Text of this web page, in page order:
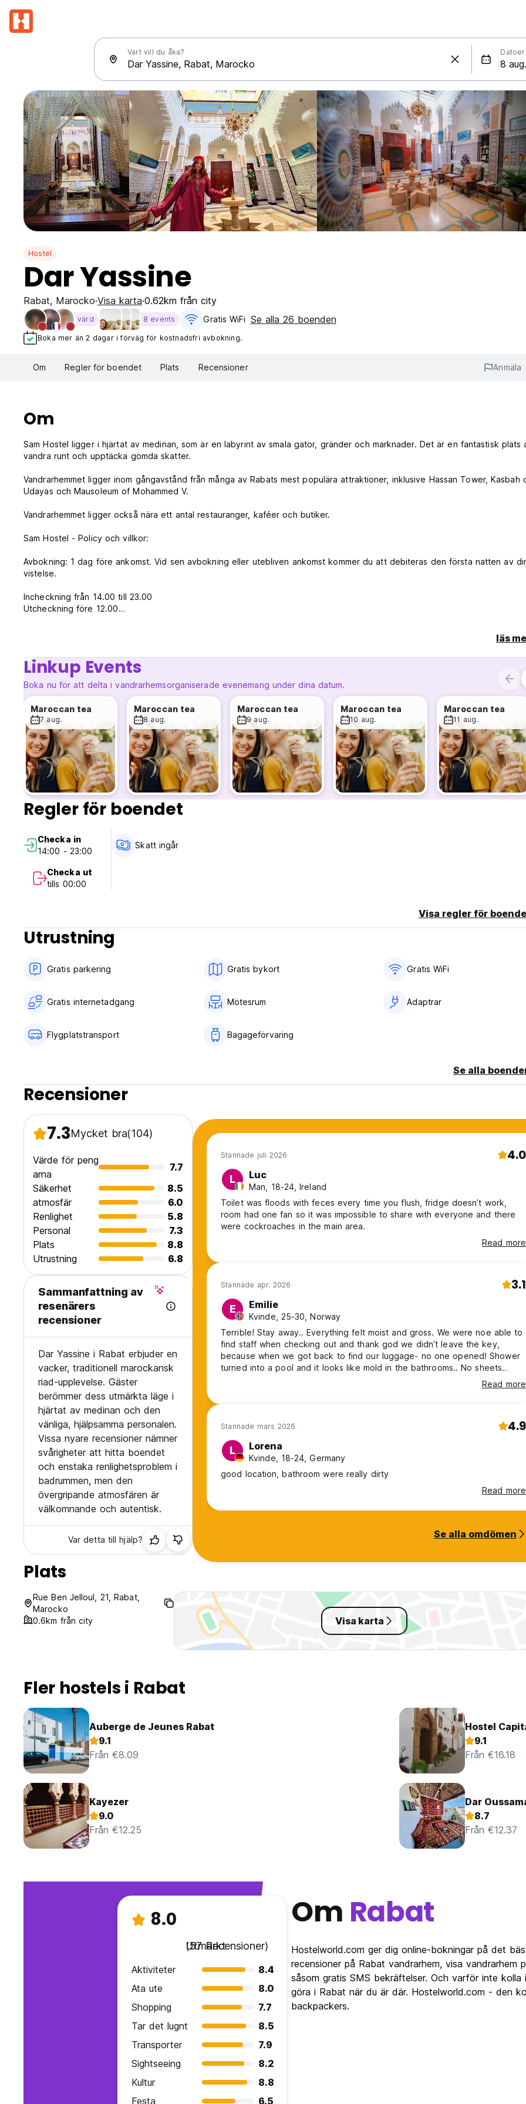
Vart vill du åka? Datoer
Hostel
Dar Yassine
Rabat, Marocko Visa karta 0.62km från city
värd 8 events Gratis WiFi Se alla 26 boenden
Boka mer än 2 dagar i förväg för kostnadsfri avbokning.
Om Regler för boendet Plats Recensioner Anmäla
Om
Sam Hostel ligger i hjärtat av medinan, som är en labyrint av smala gator, gränder och marknader. Det är en fantastisk plats
vandra runt och upptäcka gömda skatter.
Vandrarhemmet ligger inom gångavstånd från många av Rabats mest populära attraktioner, inklusive Hassan Tower, Kasbah
Udayas och Mausoleum of Mohammed V.
Vandrarhemmet ligger också nära ett antal restauranger, kaféer och butiker.
Sam Hostel - Policy och villkor:
Avbokning: 1 dag före ankomst. Vid sen avbokning eller utebliven ankomst kommer du att debiteras den första natten av
vistelse.
Incheckning från 14.00 till 23.00
Utcheckning före 12.00
Skatter ingår
Frukost ingår ej
Allmän:
24 timmars reception.
Ingen alkohol: Denna regel är utformad för att skapa en mer säker och sober miljö för alla gäster.
Rökning förbjuden: Denna regel är utformad för att skapa en hälsosammare och trevligare miljö för alla gäster.
Respekt för andra gäster: Alla gäster förväntas respektera andra gästers integritet och egendom.
Tysta timmar: Tysta timmar är i kraft från 23:00 till 07:00. Detta för att säkerställa att alla gäster kan få en god natts sömn.
translated from original language)
läs
Linkup Events
Boka nu för att delta i vandrarhemsorganiserade evenemang under dina datum.
Maroccan tea
7 aug.
Maroccan tea
8 aug.
Maroccan tea
9 aug.
Maroccan tea
10 aug.
Maroccan tea
11 aug.
Regler för boendet
Checka in
14:00 - 23:00
Checka ut
tills 00:00
Skatt ingår
Visa regler för
Utrustning
Gratis parkering Gratis bykort Gratis WiFi
Gratis internetadgang Mötesrum Adaptrar
Flygplatstransport Bagageförvaring
Se alla
Recensioner
7.3Mycket bra(104)
Värde för peng
arna
7.7
Säkerhet
8.5
atmosfär
6.0
Renlighet
5.8
Personal
7.3
Plats
8.8
Utrustning
6.8
Sammanfattning av
resenärers
recensioner
Dar Yassine i Rabat erbjuder en
vacker, traditionell marockansk
riad-upplevelse. Gäster
berömmer dess utmärkta läge i
hjärtat av medinan och den
vänliga, hjälpsamma personalen.
Vissa nyare recensioner nämner
svårigheter att hitta boendet
och enstaka renlighetsproblem i
badrummen, men den
övergripande atmosfären är
välkomnande och autentisk.
Var detta till hjälp?
Stannade juli 2026 4.0
L Luc
Man, 18-24, Ireland
Toilet was floods with feces every time you flush, fridge doesn’t work,
room had one fan so it was impossible to share with everyone and there
were cockroaches in the main area.
Read more
Stannade apr. 2026 3.1
E Emilie
Kvinde, 25-30, Norway
Terrible! Stay away.. Everything felt moist and gross. We were noe able to
find staff when checking out and thank god we didn’t leave the key,
because when we got back to find our luggage- no one opened! Shower
turned into a pool and it looks like mold in the bathrooms.. No sheets
between the moist bed and the blankets. Staff when checking in really
didn’t seem happy to be there at all and we were told to pay more than
Read more
Stannade mars 2026 4.9
L Lorena
Kvinde, 18-24, Germany
good location, bathroom were really dirty
Read more
Se alla omdömen
Plats
Rue Ben Jelloul, 21, Rabat,
Marocko
0.6km från city
Visa karta
Fler hostels i Rabat
Auberge de Jeunes Rabat
9.1
Från €8.09
Hostel
9.1
Från €16.18
Kayezer
9.0
Från €12.25
Dar
8.7
Från €12.37
8.0
Utmärkt
(57 Recensioner)
Aktiviteter
8.4
Ata ute
8.0
Shopping
7.7
Tar det lugnt
8.5
Transporter
7.9
Sightseeing
8.2
Kultur
8.8
Festa
6.5
Om Rabat
Hostelworld.com ger dig online-bokningar på det
recensioner på Rabat vandrarhem, visa
såsom gratis SMS bekräftelser. Och varför inte
göra i Rabat när du är där. Hostelworld.com - den
backpackers.